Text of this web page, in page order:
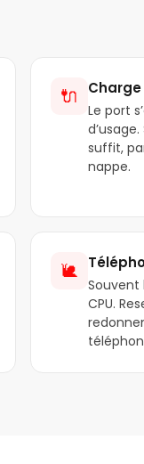
🔌 Charge
Le port
suffit,
nappe.
🐌
Souvent
CPU.